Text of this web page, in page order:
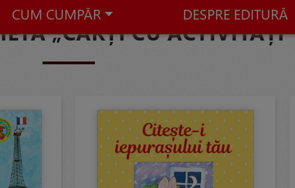
CUM CUMPĂR DESPRE EDITURĂ
„CĂRȚI CU